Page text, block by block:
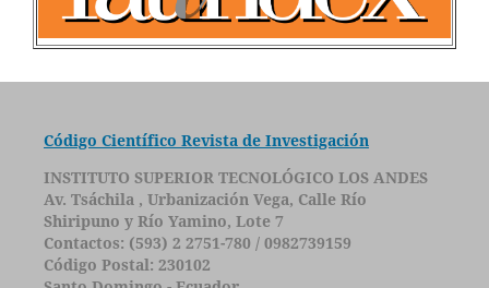
Código Científico Revista de Investigación
INSTITUTO SUPERIOR TECNOLÓGICO LOS ANDES
Av. Tsáchila , Urbanización Vega, Calle Río
Shiripuno y Río Yamino, Lote 7
Contactos: (593) 2 2751-780 / 0982739159
Código Postal: 230102